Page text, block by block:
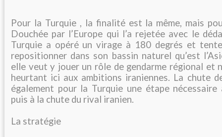
Pour la Turquie , la finalité est la même, mais
Douchée par l’Europe qui l’a rejetée avec le
Turquie a opéré un virage à 180 degrés et
repositionner dans son bassin naturel qu’est
elle veut y jouer un rôle de gendarme régional et
heurtant ici aux ambitions iraniennes. La chute
également pour la Turquie une étape nécessaire
puis à la chute du rival iranien.
La stratégie